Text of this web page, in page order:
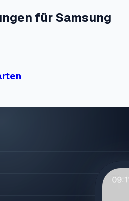
für Samsung